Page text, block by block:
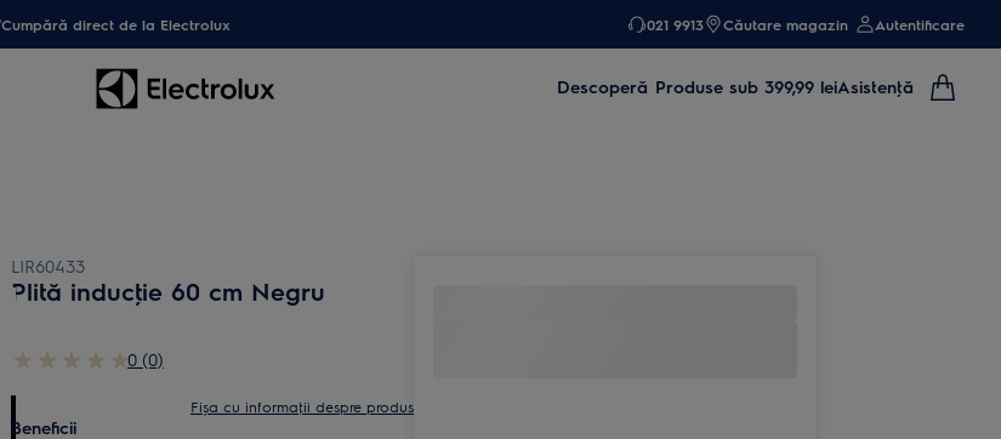
Cumpără direct de la Electrolux 021 9913 Căutare magazin Autentificare
Descoperă Produse sub 399,99 leiAsistenţă
LIR60433
Plită inducţie 60 cm Negru
0 (0)
Fișa cu informaţii despre produs
Beneficii